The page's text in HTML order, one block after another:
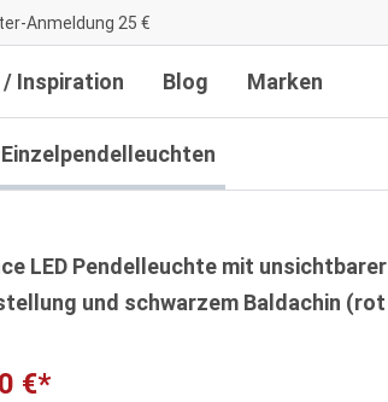
Anmeldung 25 €
Inspiration Blog Marken
Einzelpendelleuchten
LED Pendelleuchte mit unsichtbarer
und schwarzem Baldachin (rot
€*